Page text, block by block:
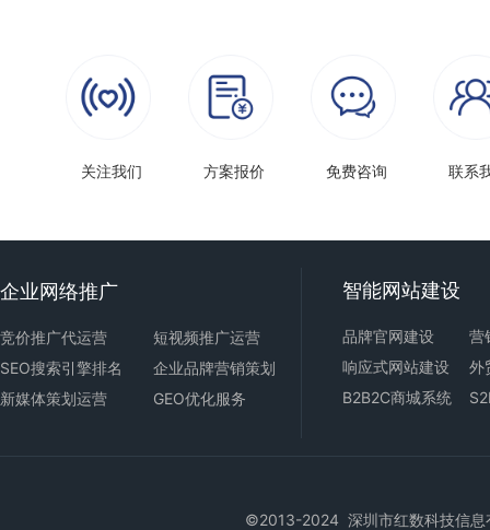
关注我们 方案报价 免费咨询 联系
智能网站建设
品牌官网建设
营
外
B2B2C商城系统
响应式网站建设
企业网络推广
SEO搜索引擎排名
企业品牌营销策划
GEO优化服务
新媒体策划运营
竞价推广代运营 短视频推广运营
©2013-2024 深圳市红数科技信